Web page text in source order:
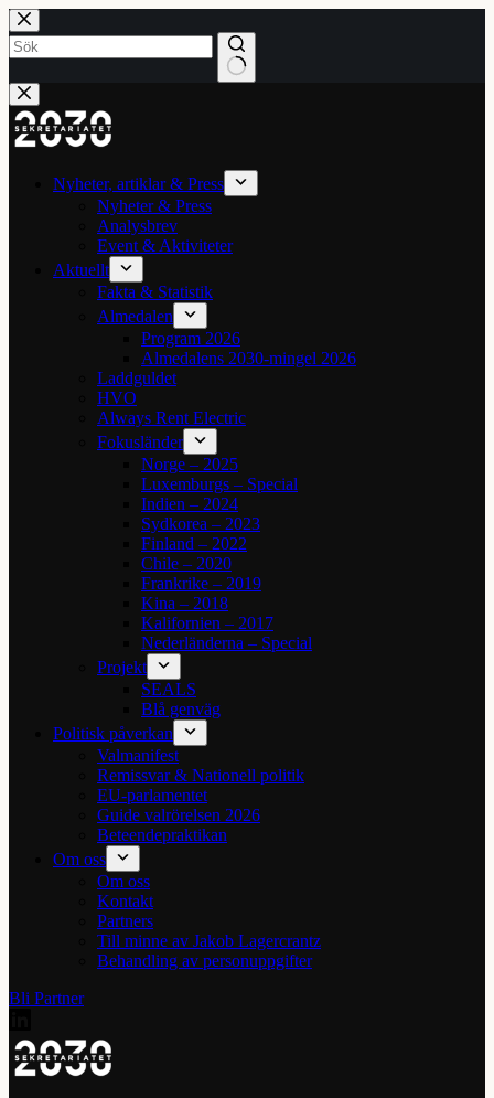
Hoppa
till
innehåll
Inga
resultat
Nyheter, artiklar & Press
Nyheter & Press
Analysbrev
Event & Aktiviteter
Aktuellt
Fakta & Statistik
Almedalen
Program 2026
Almedalens 2030-mingel 2026
Laddguldet
HVO
Always Rent Electric
Fokusländer
Norge – 2025
Luxemburgs – Special
Indien – 2024
Sydkorea – 2023
Finland – 2022
Chile – 2020
Frankrike – 2019
Kina – 2018
Kalifornien – 2017
Nederländerna – Special
Projekt
SEALS
Blå genväg
Politisk påverkan
Valmanifest
Remissvar & Nationell politik
EU-parlamentet
Guide valrörelsen 2026
Beteendepraktikan
Om oss
Om oss
Kontakt
Partners
Till minne av Jakob Lagercrantz
Behandling av personuppgifter
Bli Partner